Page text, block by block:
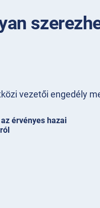
vezetői engedély
érvényes hazai